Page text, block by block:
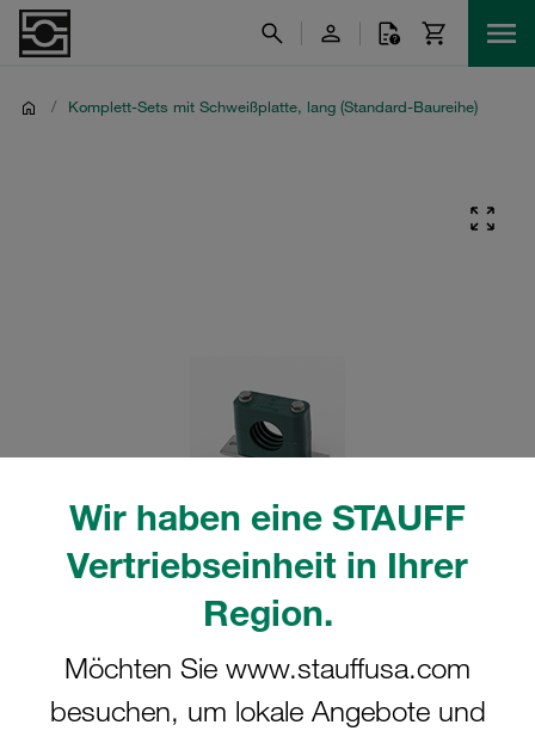
Wir haben eine STAUFF
Vertriebseinheit in Ihrer
Region.
Möchten Sie www.stauffusa.com
besuchen, um lokale Angebote und
/ Komplett-Sets mit Schweißplatte, lang (Standard-Baureihe)
tatsächlichen Produkt abweichen.